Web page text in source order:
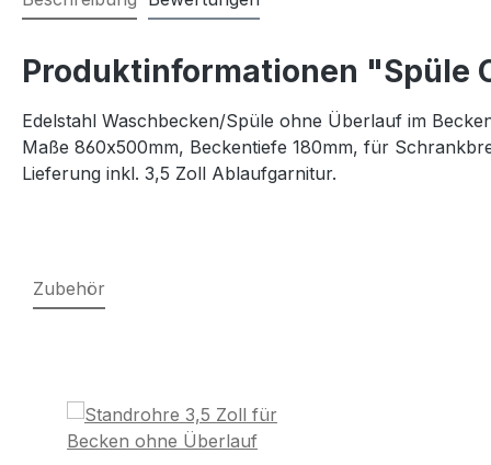
Produktinformationen "Spüle
Edelstahl Waschbecken/Spüle ohne Überlauf im
Maße 860x500mm, Beckentiefe 180mm, für
Lieferung inkl. 3,5 Zoll Ablaufgarnitur.
Zubehör